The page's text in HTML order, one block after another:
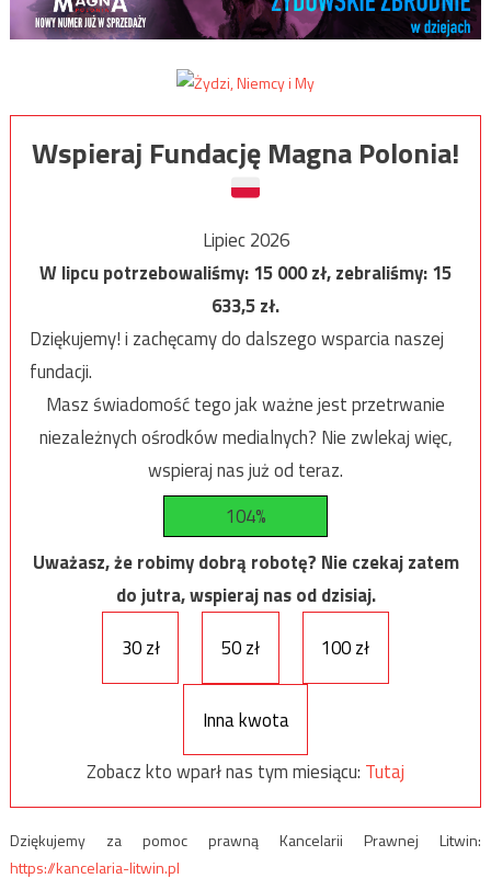
Wspieraj Fundację Magna Polonia!
Lipiec 2026
W lipcu potrzebowaliśmy:15 000zł, zebraliśmy:15
633,5zł.
Dziękujemy! i zachęcamy do dalszego wsparcia naszej
fundacji.
Masz świadomość tego jak ważne jest przetrwanie
niezależnych ośrodków medialnych? Nie zwlekaj więc,
wspieraj nas już od teraz.
104%
Uważasz, że robimy dobrą robotę? Nie czekaj zatem
do jutra, wspieraj nas od dzisiaj.
30 zł
50 zł 100 zł
Inna kwota
Zobacz kto wparł nas tym miesiącu: Tutaj
Dziękujemy za pomoc prawną Kancelarii Prawnej Litwin:
https://kancelaria-litwin.pl